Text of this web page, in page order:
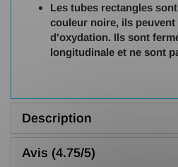
Les tubes rectangles
couleur noire, ils
d'oxydation. Ils sont
longitudinale et ne sont
Description
Avis (4.75/5)